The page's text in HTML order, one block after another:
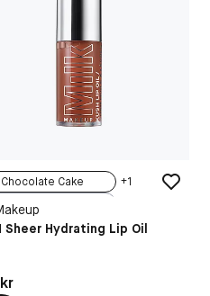
Chocolate Cake
Green Dragon
Cookie Dough
+1
Sheer Hydrating Lip Oil
kr